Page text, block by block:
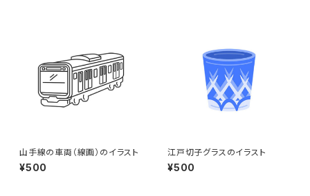
山手線の車両（線画）のイラスト
¥500
江戸切子グラスのイラスト
¥500